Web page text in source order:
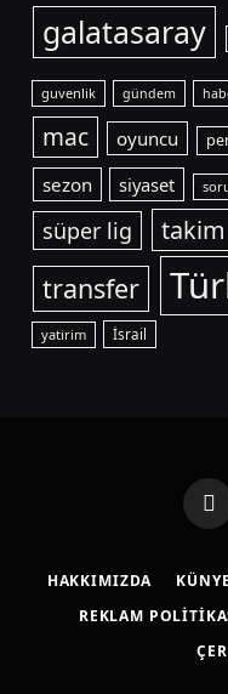
galatasaray
guvenlik gündem
mac
oyuncu
sezon
siyaset
süper lig takim
transfer
yatirim İsrail
HAKKIMIZDA KÜNYE
REKLAM